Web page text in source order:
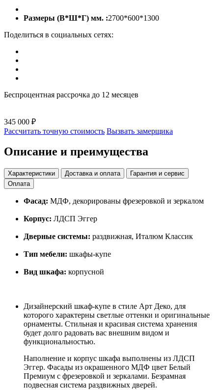
Размеры (В*Ш*Г) мм. :2700*600*1300
Поделиться в социальных сетях:
Беспроцентная рассрочка до 12 месяцев
345 000 ₽
Рассчитать точную стоимость Вызвать замерщика
Описание и преимущества
Характеристики Доставка и оплата
Гарантия и сервис
Оплата
Фасад: МДФ, декорированы фрезеровкой и зеркалом
Корпус: ЛДСП Эггер
Дверные системы: раздвижная, Италюм Классик
Тип мебели: шкафы-купе
Вид шкафа: корпусной
Дизайнерский шкаф-купе в стиле Арт Деко, для
которого характерны светлые оттенки и оригинальные
орнаменты. Стильная и красивая система хранения
будет долго радовать вас внешним видом и
функциональностью.
Наполнение и корпус шкафа выполнены из ЛДСП
Эггер. Фасады из окрашенного МДФ цвет Белый
Премиум с фрезеровкой и зеркалами. Безрамная
подвесная система раздвижных дверей.